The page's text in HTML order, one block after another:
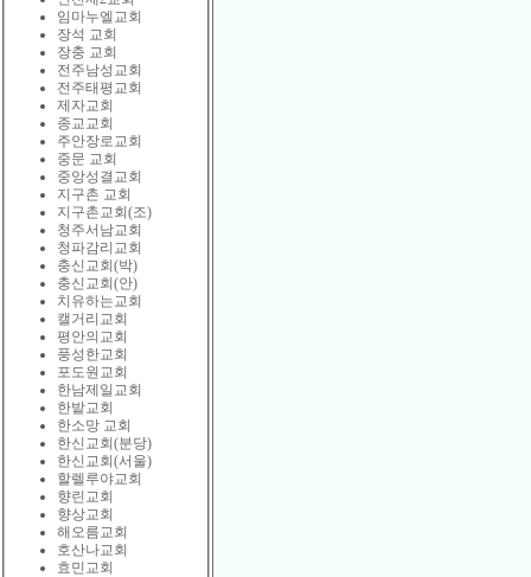
임마누엘교회
장석 교회
장충 교회
전주남성교회
전주태평교회
제자교회
종교교회
주안장로교회
중문 교회
중앙성결교회
지구촌 교회
지구촌교회(조)
청주서남교회
청파감리교회
충신교회(박)
충신교회(안)
치유하는교회
캘거리교회
평안의교회
풍성한교회
포도원교회
한남제일교회
한밭교회
한소망 교회
한신교회(분당)
한신교회(서울)
할렐루야교회
향린교회
향상교회
해오름교회
호산나교회
효민교회